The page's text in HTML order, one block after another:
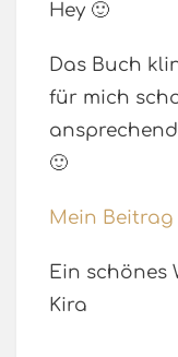
Hey 🙂
Das Buch
für mich
🙂
Mein Beitrag
Ein schönes
Kira